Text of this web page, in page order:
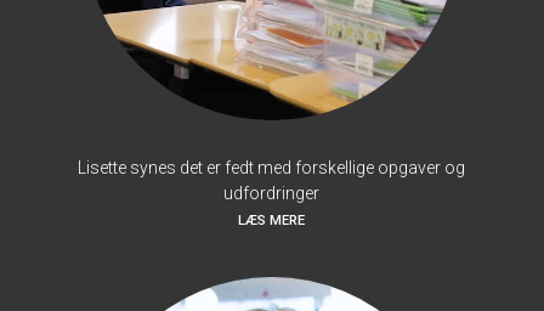
Lisette synes det er fedt med forskellige opgaver og
udfordringer
LÆS MERE